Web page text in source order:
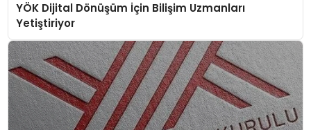
YÖK Dijital Dönüşüm İçin Bilişim Uzmanları
Yetiştiriyor